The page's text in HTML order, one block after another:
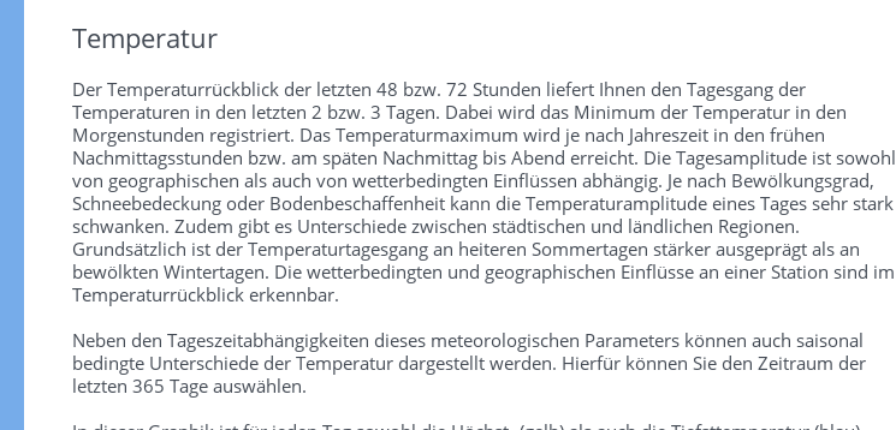
Temperatur
Der Temperaturrückblick der letzten 48 bzw. 72 Stunden liefert Ihnen den Tagesgang der
Temperaturen in den letzten 2 bzw. 3 Tagen. Dabei wird das Minimum der Temperatur in den
Morgenstunden registriert. Das Temperaturmaximum wird je nach Jahreszeit in den frühen
Nachmittagsstunden bzw. am späten Nachmittag bis Abend erreicht. Die Tagesamplitude ist sowohl
von geographischen als auch von wetterbedingten Einflüssen abhängig. Je nach Bewölkungsgrad,
Schneebedeckung oder Bodenbeschaffenheit kann die Temperaturamplitude eines Tages sehr stark
schwanken. Zudem gibt es Unterschiede zwischen städtischen und ländlichen Regionen.
Grundsätzlich ist der Temperaturtagesgang an heiteren Sommertagen stärker ausgeprägt als an
bewölkten Wintertagen. Die wetterbedingten und geographischen Einflüsse an einer Station sind im
Temperaturrückblick erkennbar.
Neben den Tageszeitabhängigkeiten dieses meteorologischen Parameters können auch saisonal
bedingte Unterschiede der Temperatur dargestellt werden. Hierfür können Sie den Zeitraum der
letzten 365 Tage auswählen.